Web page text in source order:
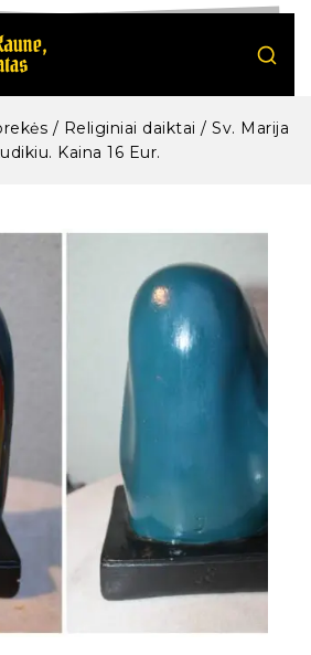
/ Religiniai daiktai / Sv. Marija
Kaina 16 Eur.